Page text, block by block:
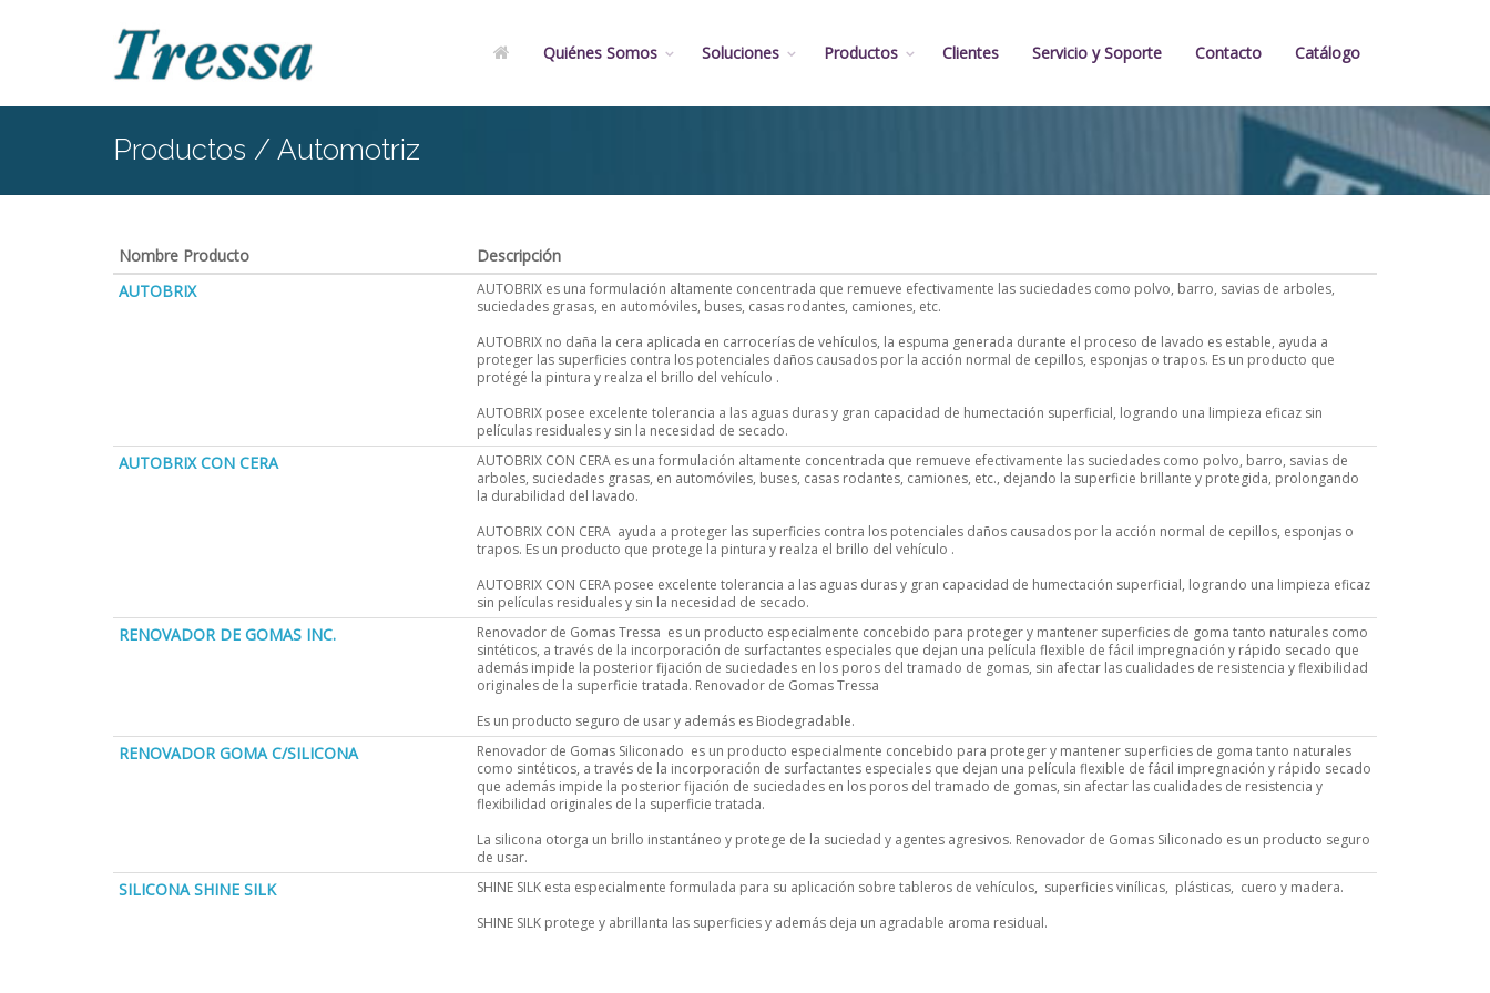
Quiénes Somos Soluciones Productos Clientes Servicio y Soporte Contacto Catálogo
Productos / Automotriz
Nombre Producto
Descripción
AUTOBRIX
AUTOBRIX es una formulación altamente concentrada que remueve efectivamente las suciedades como polvo, barro, savias de arboles,
suciedades grasas, en automóviles, buses, casas rodantes, camiones, etc.
AUTOBRIX no daña la cera aplicada en carrocerías de vehículos, la espuma generada durante el proceso de lavado es estable, ayuda a
proteger las superficies contra los potenciales daños causados por la acción normal de cepillos, esponjas o trapos. Es un producto que
protégé la pintura y realza el brillo del vehículo .
AUTOBRIX posee excelente tolerancia a las aguas duras y gran capacidad de humectación superficial, logrando una limpieza eficaz sin
películas residuales y sin la necesidad de secado.
AUTOBRIX CON CERA
AUTOBRIX CON CERA es una formulación altamente concentrada que remueve efectivamente las suciedades como polvo, barro, savias de
arboles, suciedades grasas, en automóviles, buses, casas rodantes, camiones, etc., dejando la superficie brillante y protegida, prolongando
la durabilidad del lavado.
AUTOBRIX CON CERA ayuda a proteger las superficies contra los potenciales daños causados por la acción normal de cepillos, esponjas o
trapos. Es un producto que protege la pintura y realza el brillo del vehículo .
AUTOBRIX CON CERA posee excelente tolerancia a las aguas duras y gran capacidad de humectación superficial, logrando una limpieza eficaz
sin películas residuales y sin la necesidad de secado.
RENOVADOR DE GOMAS INC.
Renovador de Gomas Tressa es un producto especialmente concebido para proteger y mantener superficies de goma tanto naturales como
sintéticos, a través de la incorporación de surfactantes especiales que dejan una película flexible de fácil impregnación y rápido secado que
además impide la posterior fijación de suciedades en los poros del tramado de gomas, sin afectar las cualidades de resistencia y flexibilidad
originales de la superficie tratada. Renovador de Gomas Tressa
Es un producto seguro de usar y además es Biodegradable.
RENOVADOR GOMA C/SILICONA
Renovador de Gomas Siliconado es un producto especialmente concebido para proteger y mantener superficies de goma tanto naturales
como sintéticos, a través de la incorporación de surfactantes especiales que dejan una película flexible de fácil impregnación y rápido secado
que además impide la posterior fijación de suciedades en los poros del tramado de gomas, sin afectar las cualidades de resistencia y
flexibilidad originales de la superficie tratada.
La silicona otorga un brillo instantáneo y protege de la suciedad y agentes agresivos. Renovador de Gomas Siliconado es un producto seguro
de usar.
SILICONA SHINE SILK
SHINE SILK esta especialmente formulada para su aplicación sobre tableros de vehículos, superficies vinílicas, plásticas, cuero y madera.
SHINE SILK protege y abrillanta las superficies y además deja un agradable aroma residual.